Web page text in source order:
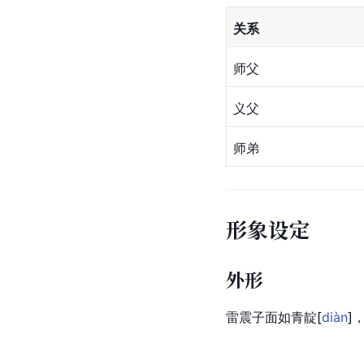
关系
师父
义父
师弟
形象设定
外形
雷震子面如青靛[diàn]